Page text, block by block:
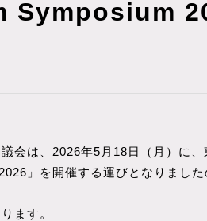
会は、2026年5月18日（月）に
」を開催する運びとなりました
ます。